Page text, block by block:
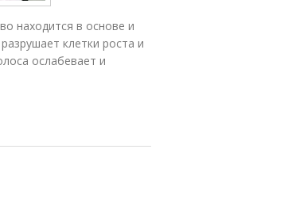
находится в основе и
клетки роста и
ослабевает и